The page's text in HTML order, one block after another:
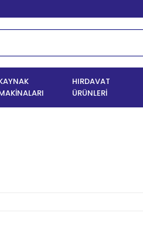
HIRDAVAT
ÜRÜNLERİ